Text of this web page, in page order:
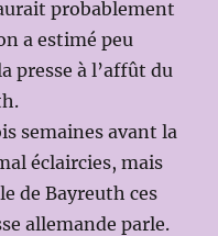
probablement
a estimé peu
presse à l’affût du
semaines avant la
éclaircies, mais
de Bayreuth ces
allemande parle.